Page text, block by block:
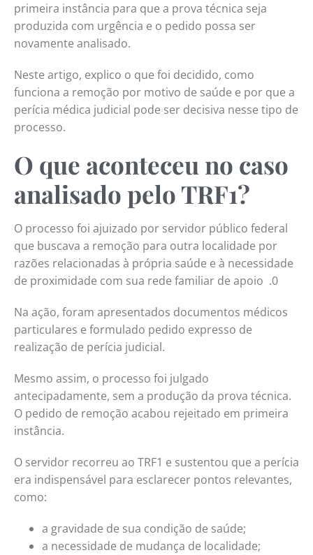
primeira instância para que a prova técnica seja
produzida com urgência e o pedido possa ser
novamente analisado.
Neste artigo, explico o que foi decidido, como
funciona a remoção por motivo de saúde e por que a
perícia médica judicial pode ser decisiva nesse tipo de
processo.
O que aconteceu no caso
analisado pelo TRF1?
O processo foi ajuizado por servidor público federal
que buscava a remoção para outra localidade por
razões relacionadas à própria saúde e à necessidade
de proximidade com sua rede familiar de apoio .0
Na ação, foram apresentados documentos médicos
particulares e formulado pedido expresso de
realização de perícia judicial.
Mesmo assim, o processo foi julgado
antecipadamente, sem a produção da prova técnica.
O pedido de remoção acabou rejeitado em primeira
instância.
O servidor recorreu ao TRF1 e sustentou que a perícia
era indispensável para esclarecer pontos relevantes,
como:
a gravidade de sua condição de saúde;
a necessidade de mudança de localidade;